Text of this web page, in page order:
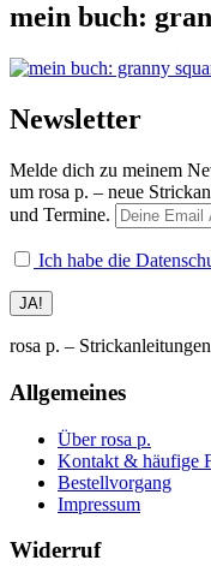
mein buch:
Newsletter
Melde dich zu meinem
um rosa p. – neue
und Termine.
Ich habe die
rosa p. – Strickanleitungen
Allgemeines
Über rosa p.
Kontakt & häufige
Bestellvorgang
Impressum
Widerruf